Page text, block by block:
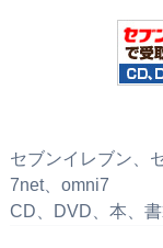
セブンイレブン、
7net、omni7
CD、DVD、本、